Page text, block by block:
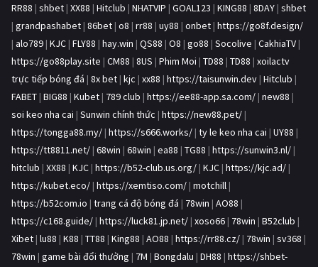
RR88 | shbet | XX88 | Hitclub | NHATVIP | GOAL123 | KING88 | 8DAY | shbet
| grandpashabet | 86bet | o8 | rr88 | uy88 | onbet | https://go8f.design/
| alo789 | KJC | FLY88 | hay.win | QS88 | O8 | go88 | Socolive | CakhiaTV |
https://go88play.site | CM88 | 8US | Phim Moi | TD88 | TD88 | xoilactv
trực tiếp bóng đá | 8x bet | kjc | xx88 | https://taisunwin.dev | Hitclub |
FABET | BIG88 | Kubet | 789 club | https://ee88-app.sa.com/ | new88 |
soi keo nha cai | Sunwin chính thức | https://new88.pet/ |
https://tongga88.my/ | https://s666.works/ | ty le keo nha cai | UY88 |
https://tt8811.net/ | 68win | 68win | ea88 | TG88 | https://sunwin3.nl/ |
hitclub | XX88 | KJC | https://b52-club.us.org/ | KJC | https://kjc.ad/ |
https://kubet.eco/ | https://xemtiso.com/ | motchill |
https://b52com.io | trang cá độ bóng đá | 78win | AO88 |
https://c168.guide/ | https://luck81.jp.net/ | xoso66 | 78win | B52club |
Xibet | lu88 | K88 | TT88 | King88 | AO88 | https://rr88.cz/ | 78win | sv368 |
78win | game bài đổi thưởng | 7M | Bongdalu | DH88 | https://shbet-